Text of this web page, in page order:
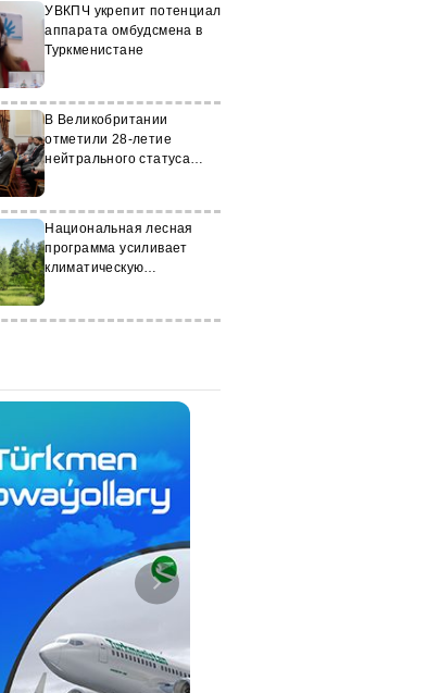
УВКПЧ укрепит потенциал
аппарата омбудсмена в
Туркменистане
В Великобритании
отметили 28-летие
нейтрального статуса
Национальная лесная
программа усиливает
климатическую